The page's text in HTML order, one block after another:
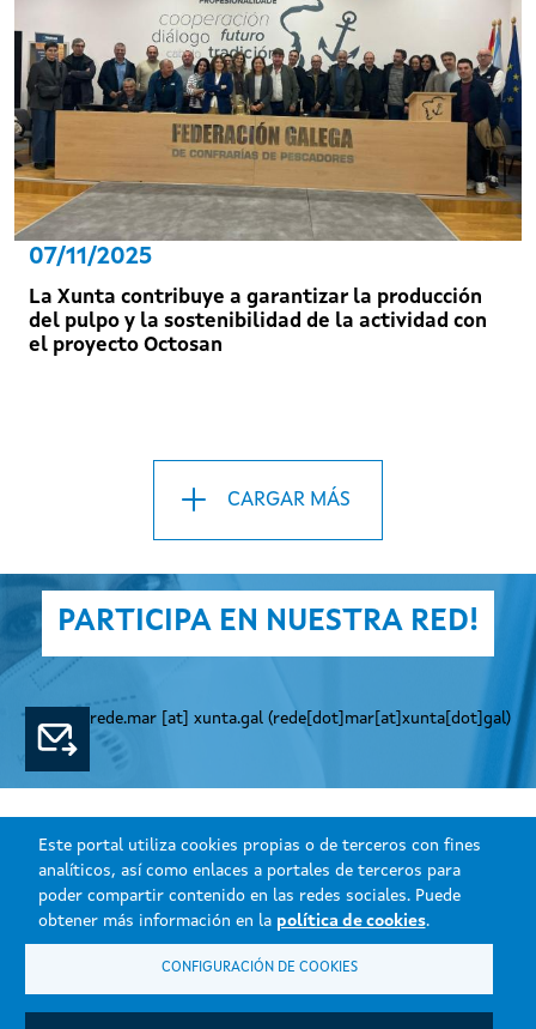
Este portal utiliza cookies propias o de terceros con fines
analíticos, así como enlaces a portales de terceros para
poder compartir contenido en las redes sociales. Puede
obtener más información en la política de cookies.
CONFIGURACIÓN DE COOKIES
07/11/2025
La Xunta contribuye a garantizar la producción
del pulpo y la sostenibilidad de la actividad con
el proyecto Octosan
CARGAR MÁS
PARTICIPA EN NUESTRA RED!
rede.mar [at] xunta.gal (rede[dot]mar[at]xunta[dot]gal)